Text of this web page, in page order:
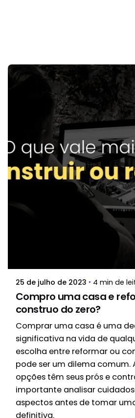
25 de julho de 2023 4 min de
Compro uma casa e
construo do zero?
Comprar uma casa é uma
significativa na vida de
escolha entre reformar ou
pode ser um dilema comum.
opções têm seus prós e
importante analisar
aspectos antes de tomar
definitiva.